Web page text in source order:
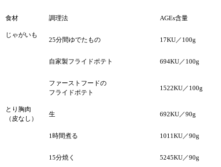
食材 調理法 AGEs含量
じゃがいも
25分間ゆでたもの 17KU／100g
自家製フライドポテト 694KU／100g
ファーストフードの
フライドポテト
1522KU／100g
とり胸肉
（皮なし）
生 692KU／90g
1時間煮る 1011KU／90g
15分焼く 5245KU／90g